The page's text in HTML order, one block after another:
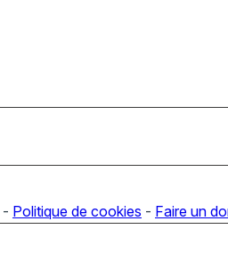
- Politique de cookies - Faire un